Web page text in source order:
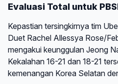
Evaluasi Total untuk
Kepastian tersingkirnya tim
Duet Rachel Allessya Rose/
mengakui keunggulan Jeong
Kekalahan 16-21 dan 18-21
kemenangan Korea Selatan